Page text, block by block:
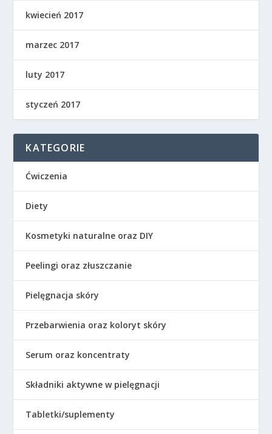
kwiecień 2017
marzec 2017
luty 2017
styczeń 2017
KATEGORIE
Ćwiczenia
Diety
Kosmetyki naturalne oraz DIY
Peelingi oraz złuszczanie
Pielęgnacja skóry
Przebarwienia oraz koloryt skóry
Serum oraz koncentraty
Składniki aktywne w pielęgnacji
Tabletki/suplementy